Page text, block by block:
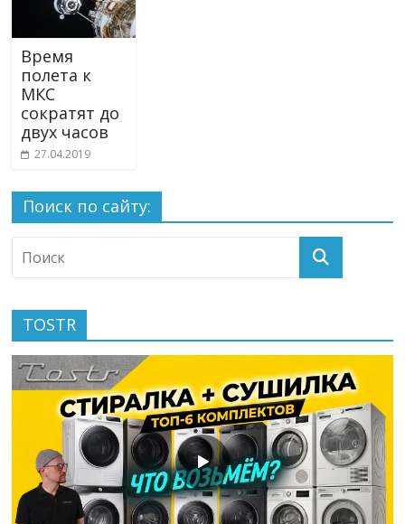
Время
полета к
МКС
сократят до
двух часов
27.04.2019
Поиск по сайту:
TOSTR